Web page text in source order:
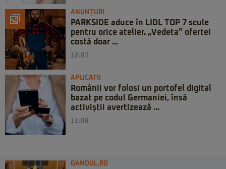
ANUNȚURI
PARKSIDE aduce în LIDL TOP 7 scule
pentru orice atelier. „Vedeta” ofertei
costă doar ...
12:07
APLICATII
Românii vor folosi un portofel digital
bazat pe codul Germaniei, însă
activiștii avertizează ...
11:08
GANDUL.RO